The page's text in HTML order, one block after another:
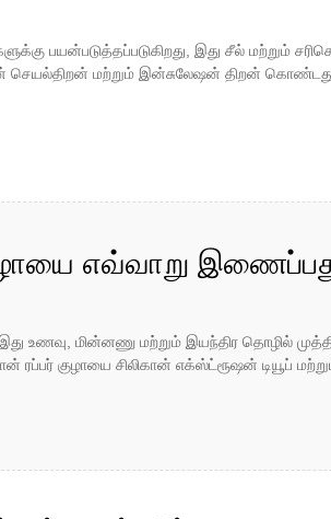
பயன்படுத்தப்படுகிறது, இது சீல் மற்றும்
செயல்திறன் மற்றும் இன்சுலேஷன் திறன்
எவ்வாறு
உணவு, மின்னணு மற்றும் இயந்திர தொழில்
ரப்பர் குழாயை சிலிகான் எக்ஸ்ட்ரூஷன் டியூப்